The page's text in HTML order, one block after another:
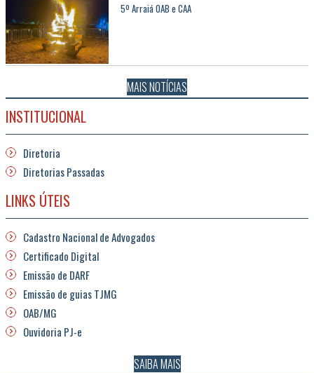
5º Arraiá OAB e CAA
MAIS NOTÍCIAS
INSTITUCIONAL
Diretoria
Diretorias Passadas
LINKS ÚTEIS
Cadastro Nacional de Advogados
Certificado Digital
Emissão de DARF
Emissão de guias TJMG
OAB/MG
Ouvidoria PJ-e
SAIBA MAIS